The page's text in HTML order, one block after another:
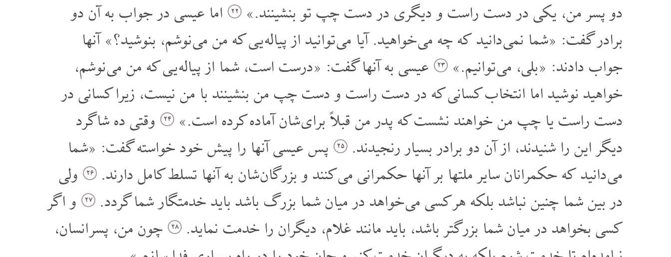
دو پسر من، یکی در دست راست و دیگری در دست چپ تو بنشینند.»
۲۲
اما عیسی در جواب به آن دو
برادر گفت: «شما نمی دانید که چه می خواهید. آیا می توانید از پیاله یی که من می نوشم، بنوشید؟» آنها
جواب دادند: «بلی، می توانیم.»
۲۳
عیسی به آنها گفت: «درست است، شما از پیاله یی که من می نوشم،
خواهید نوشید اما انتخاب کسانی که در دست راست و دست چپ من بنشینند با من نیست، زیرا کسانی در
دست راست یا چپ من خواهند نشست که پدر من قبلاً برای شان آماده کرده است.»
۲۴
وقتی ده شاگرد
دیگر این را شنیدند، از آن دو برادر بسیار رنجیدند.
۲۵
پس عیسی آنها را پیش خود خواسته گفت: «شما
می دانید که حکمرانان سایر ملتها بر آنها حکمرانی می کنند و بزرگان شان به آنها تسلط کامل دارند.
۲۶
ولی
در بین شما چنین نباشد بلکه هر کسی می خواهد در میان شما بزرگ باشد باید خدمتگار شما گردد.
۲۷
و اگر
کسی بخواهد در میان شما بزرگتر باشد، باید مانند غلام، دیگران را خدمت نماید.
۲۸
چون من، پسر انسان،